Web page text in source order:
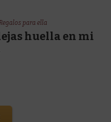
para ella
huella en mi